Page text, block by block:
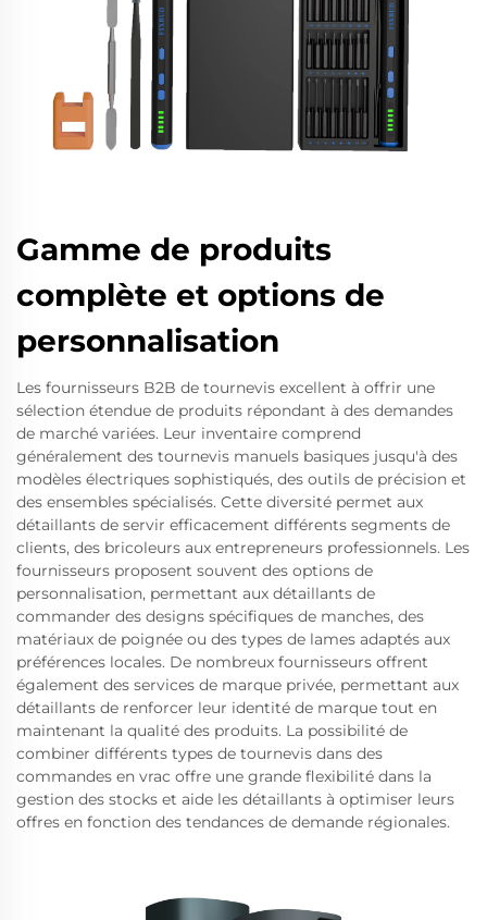
Gamme de produits
complète et options de
personnalisation
Les fournisseurs B2B de tournevis excellent à offrir une
sélection étendue de produits répondant à des demandes
de marché variées. Leur inventaire comprend
généralement des tournevis manuels basiques jusqu'à des
modèles électriques sophistiqués, des outils de précision et
des ensembles spécialisés. Cette diversité permet aux
détaillants de servir efficacement différents segments de
clients, des bricoleurs aux entrepreneurs professionnels. Les
fournisseurs proposent souvent des options de
personnalisation, permettant aux détaillants de
commander des designs spécifiques de manches, des
matériaux de poignée ou des types de lames adaptés aux
préférences locales. De nombreux fournisseurs offrent
également des services de marque privée, permettant aux
détaillants de renforcer leur identité de marque tout en
maintenant la qualité des produits. La possibilité de
combiner différents types de tournevis dans des
commandes en vrac offre une grande flexibilité dans la
gestion des stocks et aide les détaillants à optimiser leurs
offres en fonction des tendances de demande régionales.